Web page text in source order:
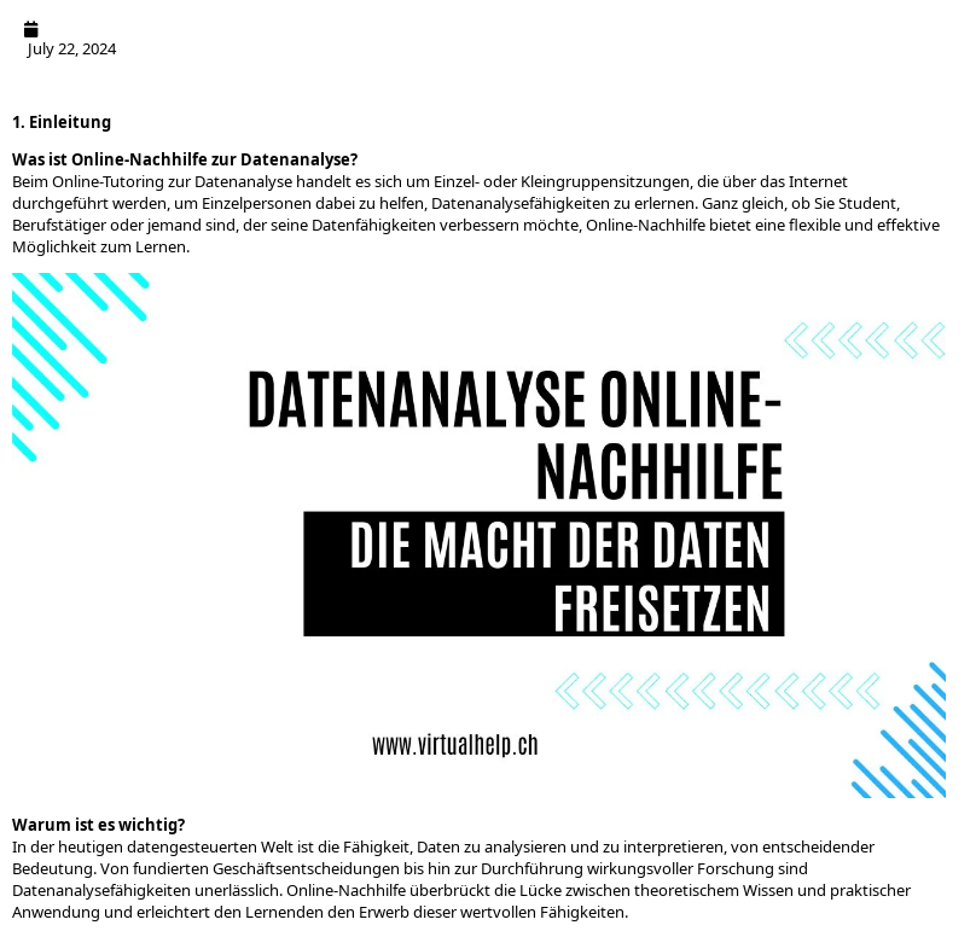
July 22, 2024
1. Einleitung
Was ist Online-Nachhilfe zur Datenanalyse?
Beim Online-Tutoring zur Datenanalyse handelt es sich um Einzel- oder Kleingruppensitzungen, die über das Internet
durchgeführt werden, um Einzelpersonen dabei zu helfen, Datenanalysefähigkeiten zu erlernen. Ganz gleich, ob Sie Student,
Berufstätiger oder jemand sind, der seine Datenfähigkeiten verbessern möchte, Online-Nachhilfe bietet eine flexible und effektive
Möglichkeit zum Lernen.
Warum ist es wichtig?
In der heutigen datengesteuerten Welt ist die Fähigkeit, Daten zu analysieren und zu interpretieren, von entscheidender
Bedeutung. Von fundierten Geschäftsentscheidungen bis hin zur Durchführung wirkungsvoller Forschung sind
Datenanalysefähigkeiten unerlässlich. Online-Nachhilfe überbrückt die Lücke zwischen theoretischem Wissen und praktischer
Anwendung und erleichtert den Lernenden den Erwerb dieser wertvollen Fähigkeiten.